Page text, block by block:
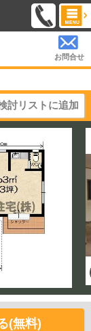
お問合せ
討リストに追加
(無料)